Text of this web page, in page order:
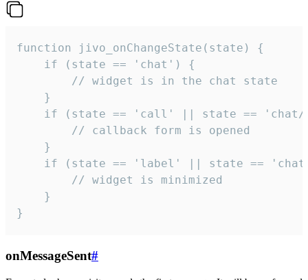
function jivo_onChangeState(state) {
    if (state == 'chat') {
        // widget is in the chat state
    }
if (state == 'call' || state ==
        // callback form is opened
    }
if (state == 'label' || state ==
        // widget is minimized
    }
}
onMessageSent#